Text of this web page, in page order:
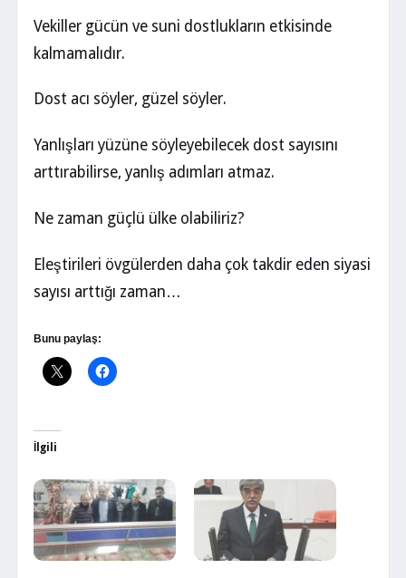
Vekiller gücün ve suni dostlukların etkisinde
kalmamalıdır.
Dost acı söyler, güzel söyler.
Yanlışları yüzüne söyleyebilecek dost sayısını
arttırabilirse, yanlış adımları atmaz.
Ne zaman güçlü ülke olabiliriz?
Eleştirileri övgülerden daha çok takdir eden siyasi
sayısı arttığı zaman…
Bunu paylaş:
İlgili